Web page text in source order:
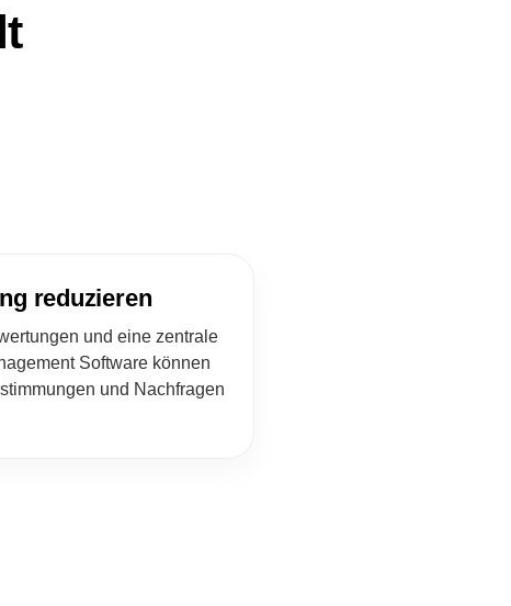
reduzieren
und eine zentrale
Software können
und Nachfragen